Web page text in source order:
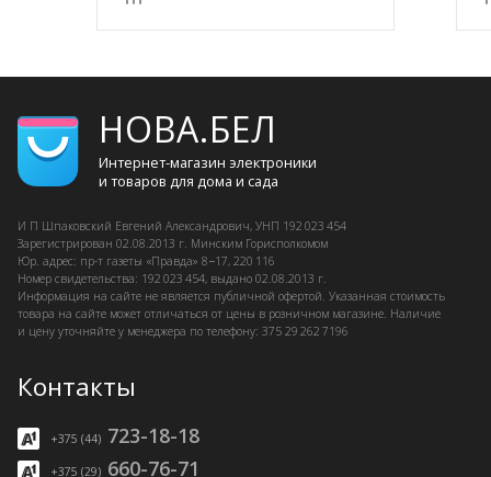
НОВА.БЕЛ
Интернет-магазин электроники
и товаров для дома и сада
И П Шпаковский Евгений Александрович, УНП 192 023 454
Зарегистрирован 02.08.2013 г. Минским Горисполкомом
Юр. адрес: пр-т газеты «Правда» 8−17, 220 116
Номер свидетельства: 192 023 454, выдано 02.08.2013 г.
Информация на сайте не является публичной офертой. Указанная стоимость
товара на сайте может отличаться от цены в розничном магазине. Наличие
и цену уточняйте у менеджера по телефону: 375 29 262 7196
Контакты
+375 (44) 723-18-18
+375 (29) 660-76-71